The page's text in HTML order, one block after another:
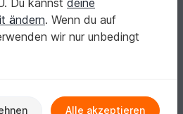
|
Sortieren / Filter
Du kannst deine
ändern. Wenn du auf
wir nur unbedingt
Alle akzeptieren